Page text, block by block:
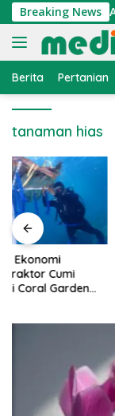
Langsung
ke
konten
Breaking News
Nelayan,
Berita Pertanian
tanaman hias
PDKT Danau Tempe :
Pendekatan
untuk